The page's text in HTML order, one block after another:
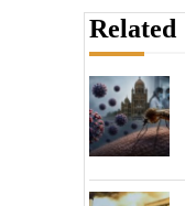
Related